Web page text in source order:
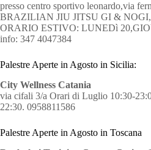
presso centro sportivo leonardo,via
BRAZILIAN JIU JITSU GI &
ORARIO ESTIVO: LUNEDì
info: 347 4047384
Palestre Aperte in Agosto in Sicilia:
City Wellness Catania
via cifali 3/a Orari di Luglio 10:30-
22:30. 0958811586
Palestre Aperte in Agosto in Toscana